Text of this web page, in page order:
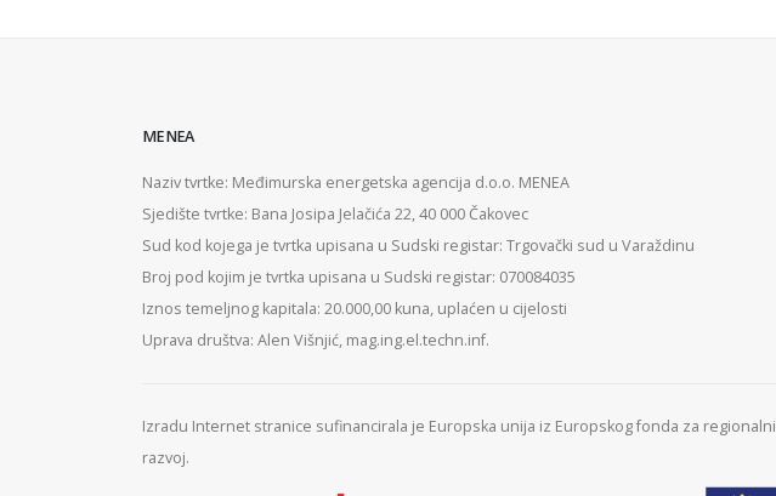
MENEA
Naziv tvrtke: Međimurska energetska agencija d.o.o. MENEA
Sjedište tvrtke: Bana Josipa Jelačića 22, 40 000 Čakovec
Sud kod kojega je tvrtka upisana u Sudski registar: Trgovački sud u Varaždinu
Broj pod kojim je tvrtka upisana u Sudski registar: 070084035
Iznos temeljnog kapitala: 20.000,00 kuna, uplaćen u cijelosti
Uprava društva: Alen Višnjić, mag.ing.el.techn.inf.
Izradu Internet stranice sufinancirala je Europska unija iz Europskog fonda za regionalni
razvoj.